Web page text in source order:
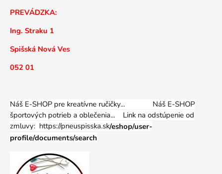
PREVÁDZKA:
Ing. Straku 1
Spišská Nová Ves
052 01
Náš E-SHOP pre kreatívne ručičky... Náš E-SHOP
športových potrieb a oblečenia... Link na odstúpenie od
zmluvy: https://pneuspisska.sk/eshop/user-
profile/documents/search